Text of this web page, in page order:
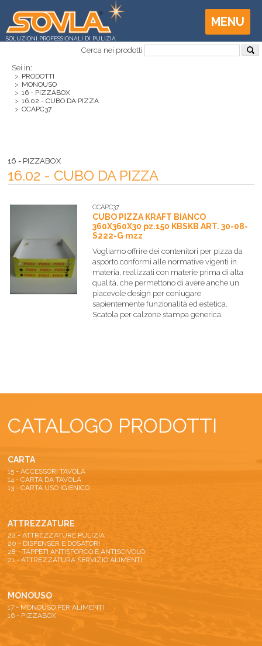
SOLUZIONI PROFESSIONALI DI PULIZIA
MENU
Cerca nei prodotti
Sei in:
> PRODOTTI
> MONOUSO
> 16 - PIZZABOX
> 16.02 - CUBO DA PIZZA
> CCAPC37
16 - PIZZABOX
16.02 - CUBO DA PIZZA
CCAPC37
CUBO PIZZA KRAFT BIANCO
360X360X30 pz.150 KBSKB ART. 30-08-
S222-G mzz
Vogliamo offrire dei contenitori per pizza da
asporto conformi alle normative vigenti in
materia, realizzati con materie prima di alta
qualità, che permettono di avere anche un
piacevole design per coniugare
sapientemente funzionalità ed estetica.
Scatola per calzone stampa generica.
CATALOGO PRODOTTI
CARTA
15 - ACCESSORI TAVOLA
14 - CARTA DA TAVOLA
13 - CARTA USO IGIENICO
ATTREZZATURE
22 - ATTREZZATURE PULIZIA
20 - DISPENSER E DOSATORI
28 - TAPPETI ANTISPORCO E ANTISCIVOLO
21 - ATTREZZATURA SERVIZIO ALIMENTI
MONOUSO
17 - MONOUSO PER ALIMENTI
16 - PIZZABOX